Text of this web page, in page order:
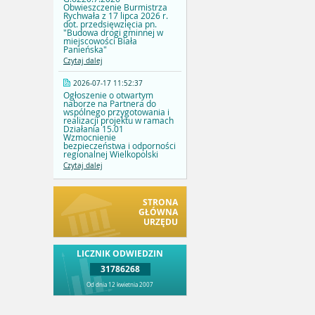
Obwieszczenie Burmistrza
Rychwała z 17 lipca 2026 r.
dot. przedsięwzięcia pn.
"Budowa drogi gminnej w
miejscowości Biała
Panieńska"
Czytaj dalej
2026-07-17 11:52:37
Ogłoszenie o otwartym
naborze na Partnera do
wspólnego przygotowania i
realizacji projektu w ramach
Działania 15.01
Wzmocnienie
bezpieczeństwa i odporności
regionalnej Wielkopolski
Czytaj dalej
STRONA
GŁÓWNA
URZĘDU
LICZNIK ODWIEDZIN
31786268
Od dnia 12 kwietnia 2007